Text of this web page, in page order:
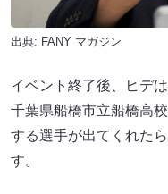
出典: FANY マガジン
イベント終了後、ヒデ
千葉県船橋市立船橋高
する選手が出てくれた
す。